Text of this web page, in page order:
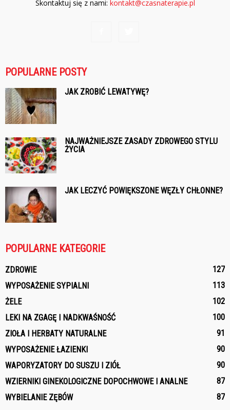
Skontaktuj się z nami: kontakt@czasnaterapie.pl
POPULARNE POSTY
JAK ZROBIĆ LEWATYWĘ?
NAJWAŻNIEJSZE ZASADY ZDROWEGO STYLU
ŻYCIA
JAK LECZYĆ POWIĘKSZONE WĘZŁY CHŁONNE?
POPULARNE KATEGORIE
ZDROWIE
127
WYPOSAŻENIE SYPIALNI
113
ŻELE
102
LEKI NA ZGAGĘ I NADKWAŚNOŚĆ
100
ZIOŁA I HERBATY NATURALNE
91
WYPOSAŻENIE ŁAZIENKI
90
WAPORYZATORY DO SUSZU I ZIÓŁ
90
WZIERNIKI GINEKOLOGICZNE DOPOCHWOWE I ANALNE
87
WYBIELANIE ZĘBÓW
87